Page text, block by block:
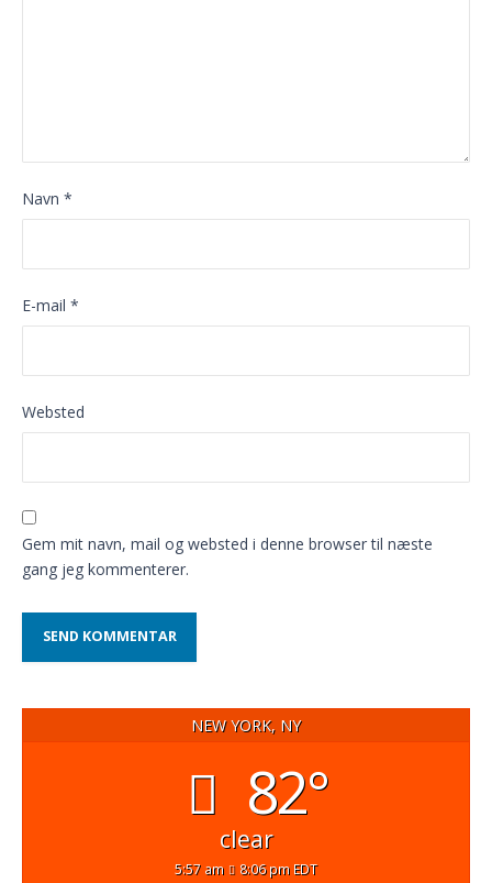
Navn *
E-mail *
Websted
Gem mit navn, mail og websted i denne browser til næste
gang jeg kommenterer.
NEW YORK, NY
82°
clear
5:57 am 8:06 pm EDT